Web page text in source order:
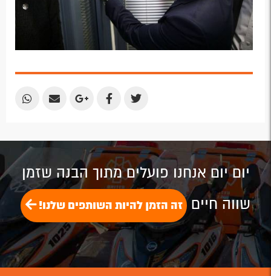
Share
Share
Share
Share
Share
יום יום אנחנו פועלים מתוך הבנה שזמן
שווה חיים זה הזמן להיות השותפים שלנו!